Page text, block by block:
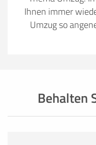
Ihnen immer
Umzug so
Behalten